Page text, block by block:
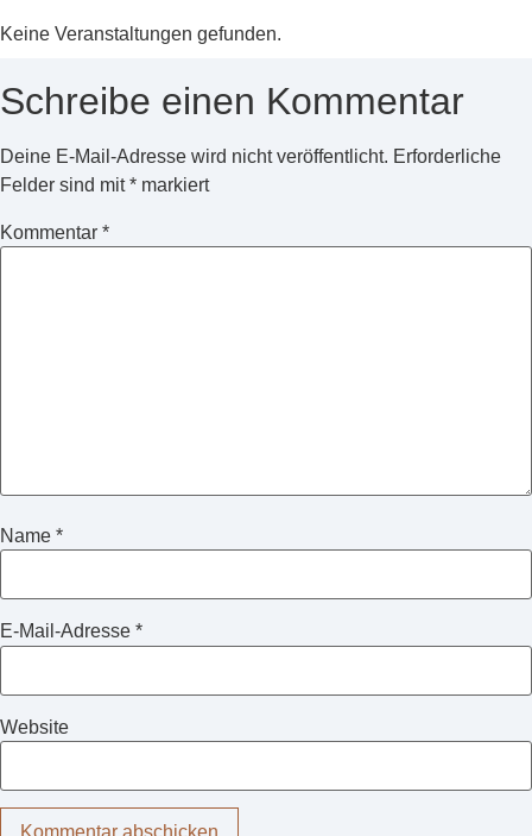
Keine Veranstaltungen gefunden.
Schreibe einen Kommentar
Deine E-Mail-Adresse wird nicht veröffentlicht. Erforderliche
Felder sind mit* markiert
Kommentar *
Name *
E-Mail-Adresse *
Website